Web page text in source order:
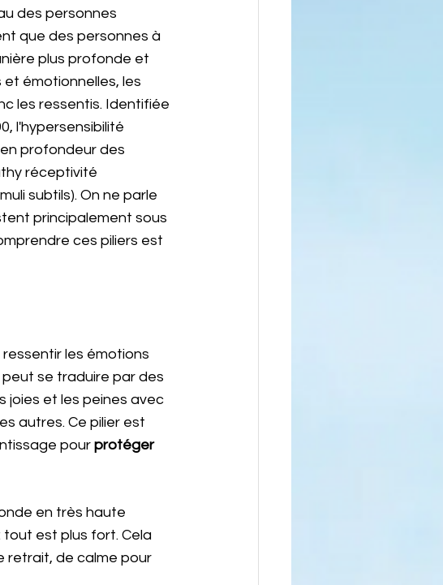
des personnes
que des personnes à
plus profonde et
émotionnelles, les
les ressentis. Identifiée
l'hypersensibilité
profondeur des
réceptivité
subtils). On ne parle
principalement sous
ces piliers est
les émotions
se traduire par des
joies et les peines avec
autres. Ce pilier est
pour protéger
en très haute
tout est plus fort. Cela
retrait, de calme pour